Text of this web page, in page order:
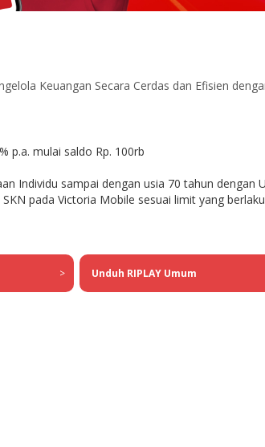
Keuangan Secara Cerdas dan Efisien
p.a. mulai saldo Rp. 100rb
Individu sampai dengan usia 70 tahun dengan
pada Victoria Mobile sesuai limit yang berlaku
> Unduh RIPLAY Umum